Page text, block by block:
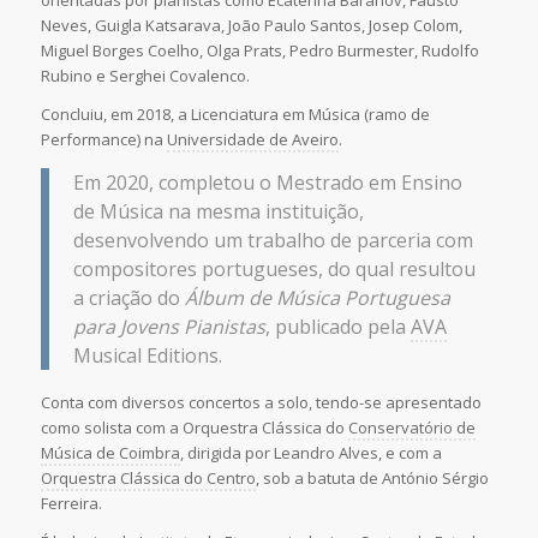
Neves, Guigla Katsarava, João Paulo Santos, Josep Colom,
Miguel Borges Coelho, Olga Prats, Pedro Burmester, Rudolfo
Rubino e Serghei Covalenco.
Concluiu, em 2018, a Licenciatura em Música (ramo de
Performance) na Universidade de Aveiro.
Em 2020, completou o Mestrado em Ensino
de Música na mesma instituição,
desenvolvendo um trabalho de parceria com
compositores portugueses, do qual resultou
a criação do Álbum de Música Portuguesa
para Jovens Pianistas, publicado pela AVA
Musical Editions.
Conta com diversos concertos a solo, tendo-se apresentado
como solista com a Orquestra Clássica do Conservatório de
Música de Coimbra , dirigida por Leandro Alves, e com a
Orquestra Clássica do Centro , sob a batuta de António Sérgio
Ferreira.